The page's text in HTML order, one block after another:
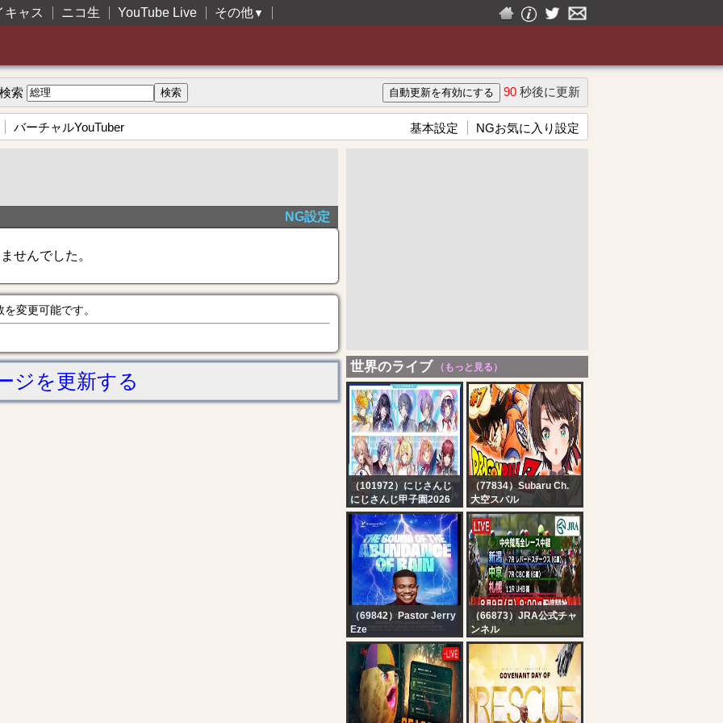
キャス ニコ生 YouTube Live その他▼
検索 90 秒後に更新
バーチャルYouTuber 基本設定 NGお気に入り設定
NG設定
せんでした。
変更可能です。
ジを更新する
世界のライブ （もっと見る）
（101972）にじさんじ
にじさんじ甲子園2026
本戦 Day2【 #にじ甲
2026_Day2 】
（77834）Subaru Ch.
大空スバル
【#7】ドラゴンボールカ
カロットやるしゅばああ
あああああああああああ
あああああああああああ
あああ！！！！！！【ホ
ロライブ/大空スバル】
（69842）Pastor Jerry
Eze
THE SOUND OF THE
ABUNDANCE OF RAIN
|| SUNDAY SERVICE ||
9TH AUGUST 2026
（66873）JRA公式チャ
ンネル
【ライブ配信】8月9日
（日曜）中央競馬全レー
ス中継（新潟・中京・札
幌）